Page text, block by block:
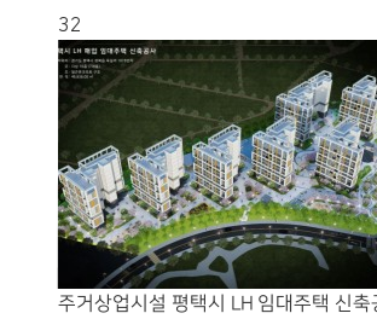
32
주거상업시설 평택시 LH 임대주택 신축